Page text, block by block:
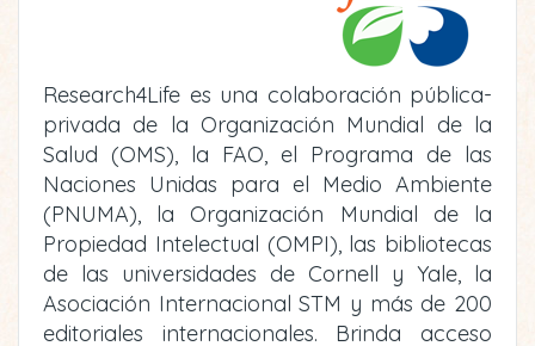
Research4Life es una colaboración pública-
privada de la Organización Mundial de la
Salud (OMS), la FAO, el Programa de las
Naciones Unidas para el Medio Ambiente
(PNUMA), la Organización Mundial de la
Propiedad Intelectual (OMPI), las bibliotecas
de las universidades de Cornell y Yale, la
Asociación Internacional STM y más de 200
editoriales internacionales. Brinda acceso